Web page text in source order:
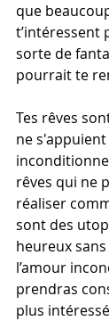
que
t’intéressent
sorte de
pourrait te
Tes rêves
ne
rêves qui ne
réaliser
sont des
heureux
l’amour
prendras
plus